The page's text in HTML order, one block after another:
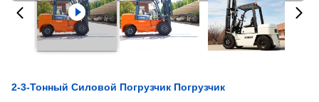
2-3-Тонный Силовой Погрузчик Погрузчик